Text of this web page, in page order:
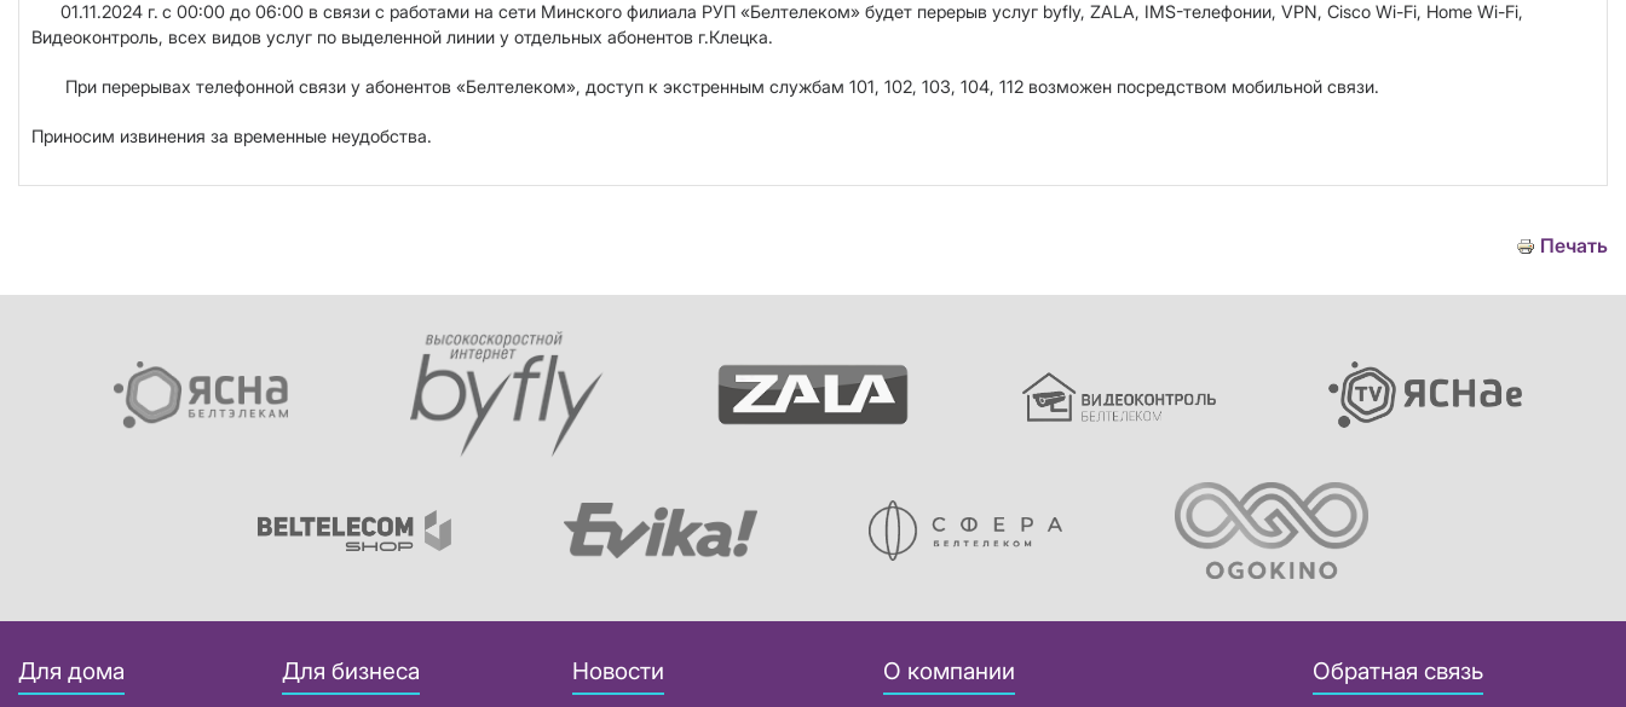
01.11.2024 г. с 00:00 до 06:00 в связи с работами на сети Минского филиала РУП «Белтелеком» будет перерыв услуг byfly, ZALA, IMS-телефонии, VPN, Cisco Wi-Fi, Home Wi-Fi,
Видеоконтроль, всех видов услуг по выделенной линии у отдельных абонентов г.Клецка.
При перерывах телефонной связи у абонентов «Белтелеком», доступ к экстренным службам 101, 102, 103, 104, 112 возможен посредством мобильной связи.
Приносим извинения за временные неудобства.
Печать
Для дома Для бизнеса Новости О компании Обратная связь